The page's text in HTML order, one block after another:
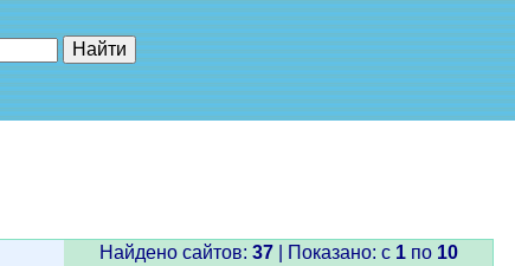
Найдено сайтов: 37| Показано: c 1по 10